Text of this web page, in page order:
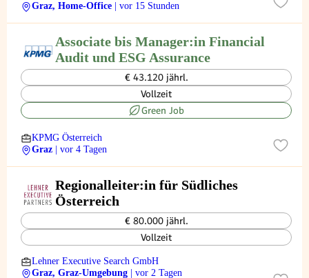
Graz, Home-Office
| vor 15 Stunden
Associate bis Manager:in Financial
Audit und ESG Assurance
€ 43.120 jährl.
Vollzeit
Green Job
KPMG Österreich
Graz
| vor 4 Tagen
Regionalleiter:in für Südliches
Österreich
€ 80.000 jährl.
Vollzeit
Lehner Executive Search GmbH
Graz, Graz-Umgebung
| vor 2 Tagen